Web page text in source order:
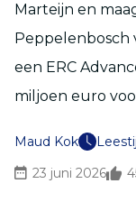
Marteijn en
Peppelenbosch
een ERC
miljoen euro
Maud Kok
23 juni 2026